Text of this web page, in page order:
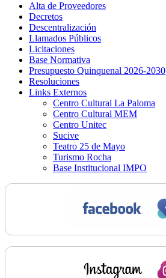
Alta de Proveedores
Decretos
Descentralización
Llamados Públicos
Licitaciones
Base Normativa
Presupuesto Quinquenal 2026-2030
Resoluciones
Links Externos
Centro Cultural La Paloma
Centro Cultural MEM
Centro Unitec
Sucive
Teatro 25 de Mayo
Turismo Rocha
Base Institucional IMPO